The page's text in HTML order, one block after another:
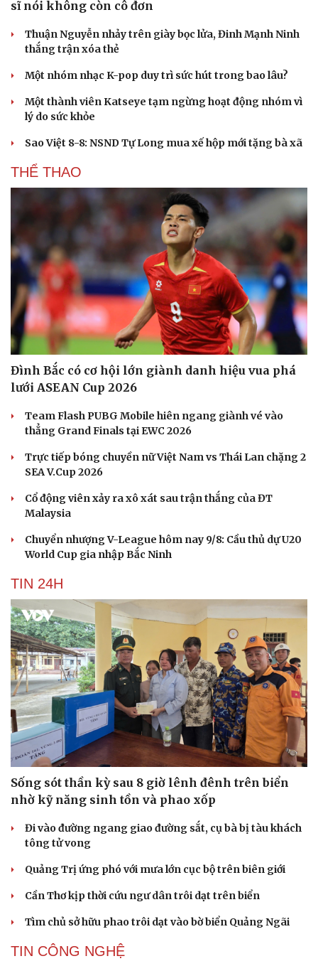
Du lịch
Tư vấn
Săn Tour
check-in
Podcast
Câu chuyện thời sự
Đọc truyện đêm khuya
Cửa sổ tình yêu
Kể chuyện cho bé
Hạt giống tâm hồn
sĩ nói không còn cô đơn
Thuận Nguyễn nhảy trên giày bọc lửa, Đinh Mạnh Ninh
thắng trận xóa thẻ
Một nhóm nhạc K-pop duy trì sức hút trong bao lâu?
Một thành viên Katseye tạm ngừng hoạt động nhóm vì
lý do sức khỏe
Sao Việt 8-8: NSND Tự Long mua xế hộp mới tặng bà xã
THỂ THAO
Đình Bắc có cơ hội lớn giành danh hiệu vua phá
lưới ASEAN Cup 2026
Team Flash PUBG Mobile hiên ngang giành vé vào
thẳng Grand Finals tại EWC 2026
Trực tiếp bóng chuyền nữ Việt Nam vs Thái Lan chặng 2
SEA V.Cup 2026
Cổ động viên xảy ra xô xát sau trận thắng của ĐT
Malaysia
Chuyển nhượng V-League hôm nay 9/8: Cầu thủ dự U20
World Cup gia nhập Bắc Ninh
TIN 24H
Sống sót thần kỳ sau 8 giờ lênh đênh trên biển
nhờ kỹ năng sinh tồn và phao xốp
Đi vào đường ngang giao đường sắt, cụ bà bị tàu khách
tông tử vong
Quảng Trị ứng phó với mưa lớn cục bộ trên biên giới
Cần Thơ kịp thời cứu ngư dân trôi dạt trên biển
Tìm chủ sở hữu phao trôi dạt vào bờ biển Quảng Ngãi
TIN CÔNG NGHỆ